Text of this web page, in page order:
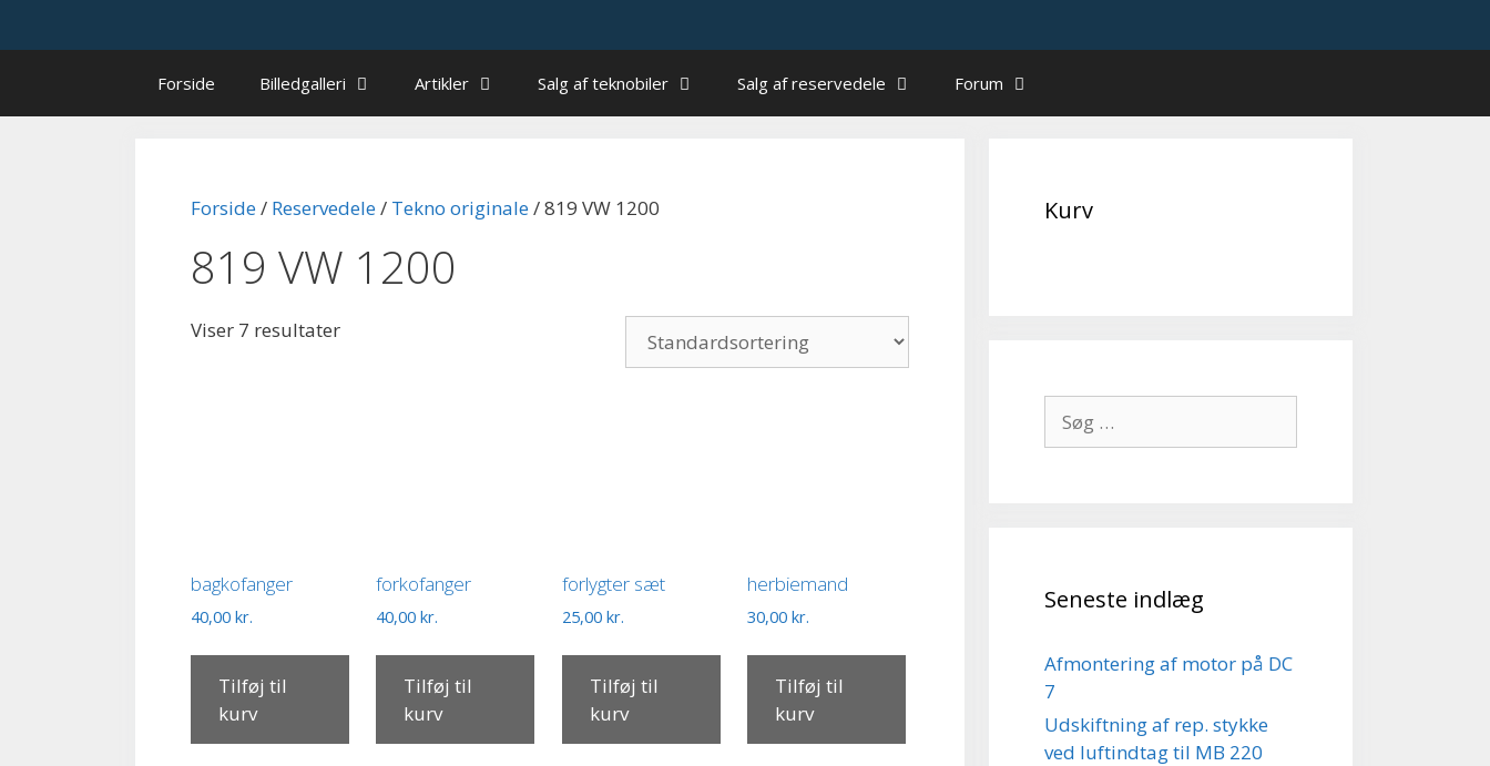
Forside Billedgalleri Artikler Salg af teknobiler Salg af reservedele Forum
Forside/ Reservedele/ Tekno originale/ 819 VW 1200
819 VW 1200
Viser 7 resultater
bagkofanger
40,00 kr.
Tilføj til
kurv
forkofanger
40,00kr.
Tilføj til
kurv
forlygter sæt
25,00 kr.
Tilføj til
kurv
herbiemand
30,00kr.
Tilføj til
kurv
Kurv
efter:
Seneste indlæg
Afmontering af motor på DC
7
Udskiftning af rep. stykke
ved luftindtag til MB 220